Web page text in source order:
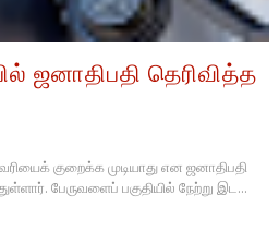
ஜனாதிபதி தெரிவித்த
குறைக்க முடியாது என ஜனாதிபதி
பேருவளைப் பகுதியில் நேற்று இட...